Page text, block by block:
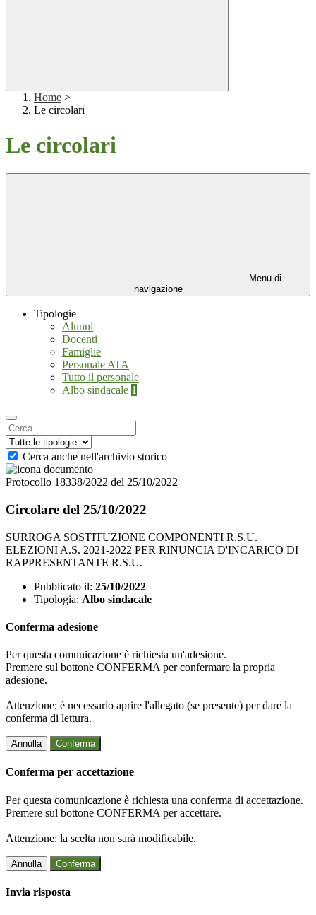
Home >
Le circolari
Le circolari
Menu di
navigazione
Tipologie
Alunni
Docenti
Famiglie
Personale ATA
Tutto il personale
Albo sindacale 1
Cerca anche nell'archivio storico
Protocollo 18338/2022 del 25/10/2022
Circolare del 25/10/2022
SURROGA SOSTITUZIONE COMPONENTI R.S.U.
ELEZIONI A.S. 2021-2022 PER RINUNCIA D'INCARICO DI
RAPPRESENTANTE R.S.U.
Pubblicato il: 25/10/2022
Tipologia: Albo sindacale
Conferma adesione
Per questa comunicazione è richiesta un'adesione.
Premere sul bottone CONFERMA per confermare la propria
adesione.
Attenzione: è necessario aprire l'allegato (se presente) per dare la
conferma di lettura.
Annulla Conferma
Conferma per accettazione
Per questa comunicazione è richiesta una conferma di accettazione.
Premere sul bottone CONFERMA per accettare.
Attenzione: la scelta non sarà modificabile.
Annulla Conferma
Invia risposta